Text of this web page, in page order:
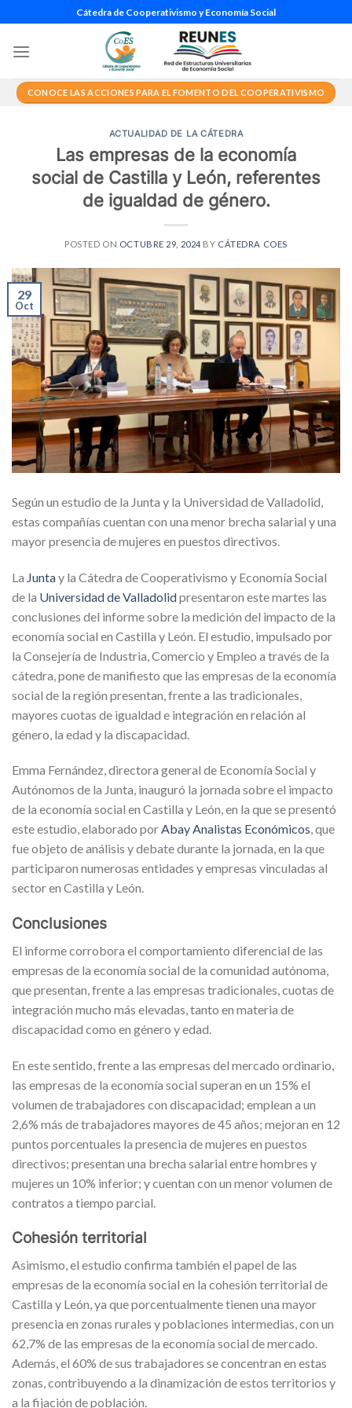
al
contenido
Cátedra de Cooperativismo y Economía Social
CONOCE LAS ACCIONES PARA EL FOMENTO DEL COOPERATIVISMO
ACTUALIDAD DE LA CÁTEDRA
Las empresas de la economía
social de Castilla y León, referentes
de igualdad de género.
POSTED ON OCTUBRE 29, 2024 BY CÁTEDRA COES
29
Oct
Según un estudio de la Junta y la Universidad de Valladolid,
estas compañías cuentan con una menor brecha salarial y una
mayor presencia de mujeres en puestos directivos.
La Juntay la Cátedra de Cooperativismo y Economía Social
de la Universidad de Valladolidpresentaron este martes las
conclusiones del informe sobre la medición del impacto de la
economía social en Castilla y León. El estudio, impulsado por
la Consejería de Industria, Comercio y Empleo a través de la
cátedra, pone de manifiesto que las empresas de la economía
social de la región presentan, frente a las tradicionales,
mayores cuotas de igualdad e integración en relación al
género, la edad y la discapacidad.
Emma Fernández, directora general de Economía Social y
Autónomos de la Junta, inauguró la jornada sobre el impacto
de la economía social en Castilla y León, en la que se presentó
este estudio, elaborado porAbay Analistas Económicos, que
fue objeto de análisis y debate durante la jornada, en la que
participaron numerosas entidades y empresas vinculadas al
sector en Castilla y León.
Conclusiones
El informe corrobora el comportamiento diferencial de las
empresas de la economía social de la comunidad autónoma,
que presentan, frente a las empresas tradicionales, cuotas de
integración mucho más elevadas, tanto en materia de
discapacidad como en género y edad.
En este sentido, frente a las empresas del mercado ordinario,
las empresas de la economía social superan en un 15% el
volumen de trabajadores con discapacidad; emplean a un
2,6% más de trabajadores mayores de 45 años; mejoran en 12
puntos porcentuales la presencia de mujeres en puestos
directivos; presentan una brecha salarial entre hombres y
mujeres un 10% inferior; y cuentan con un menor volumen de
contratos a tiempo parcial.
Cohesión territorial
Asimismo, el estudio confirma también el papel de las
empresas de la economía social en la cohesión territorial de
Castilla y León, ya que porcentualmente tienen una mayor
presencia en zonas rurales y poblaciones intermedias, con un
62,7% de las empresas de la economía social de mercado.
Además, el 60% de sus trabajadores se concentran en estas
zonas, contribuyendo a la dinamización de estos territorios y
a la fijación de población.